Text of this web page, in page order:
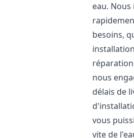
eau.
besoins,
nous
délais de
vous
vite de